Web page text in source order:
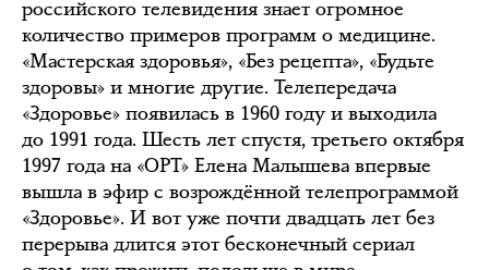
российского телевидения знает огромное
количество примеров программ о медицине.
«Мастерская здоровья», «Без рецепта», «Будьте
здоровы» и многие другие. Телепередача
«Здоровье» появилась в 1960 году и выходила
до 1991 года. Шесть лет спустя, третьего октября
1997 года на «ОРТ» Елена Малышева впервые
вышла в эфир с возрождённой телепрограммой
«Здоровье». И вот уже почти двадцать лет без
перерыва длится этот бесконечный сериал